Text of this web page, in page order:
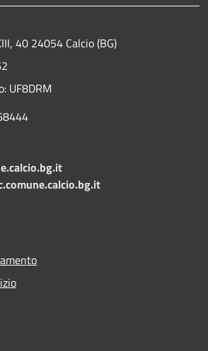
40 24054 Calcio (BG)
UF8DRM